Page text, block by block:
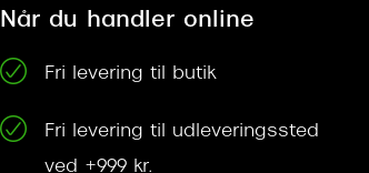
Når du handler online
Fri levering til butik
Fri levering til udleveringssted
ved +999 kr.